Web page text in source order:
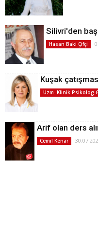
Silivri'den
Hasan Baki Çifçi
Kuşak
Uzm. Klinik Psikolog
Arif olan ders
Cemil Kenar